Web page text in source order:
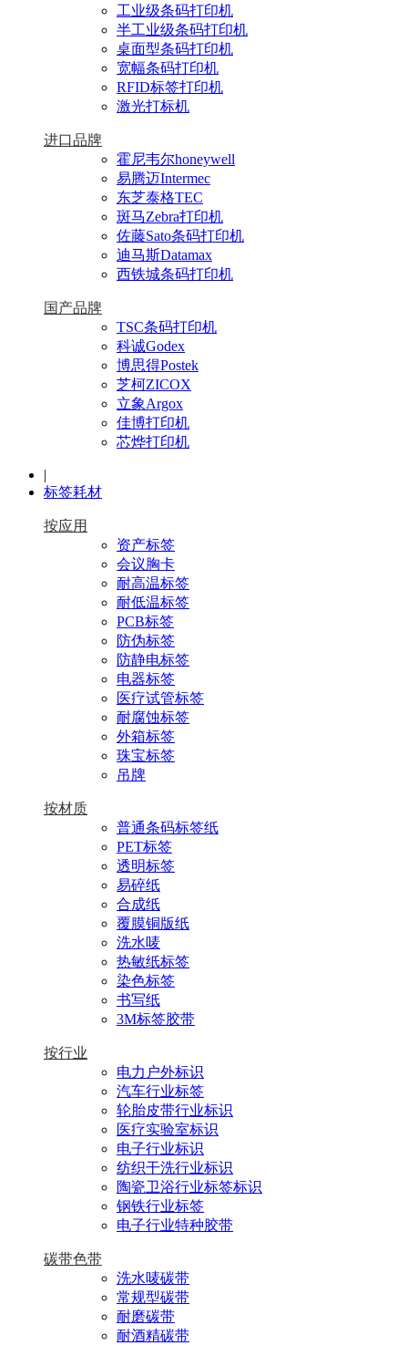
工业级条码打印机
半工业级条码打印机
桌面型条码打印机
宽幅条码打印机
RFID标签打印机
激光打标机
进口品牌
霍尼韦尔honeywell
易腾迈Intermec
东芝泰格TEC
斑马Zebra打印机
佐藤Sato条码打印机
迪马斯Datamax
西铁城条码打印机
国产品牌
TSC条码打印机
科诚Godex
博思得Postek
芝柯ZICOX
立象Argox
佳博打印机
芯烨打印机
|
标签耗材
按应用
资产标签
会议胸卡
耐高温标签
耐低温标签
PCB标签
防伪标签
防静电标签
电器标签
医疗试管标签
耐腐蚀标签
外箱标签
珠宝标签
吊牌
按材质
普通条码标签纸
PET标签
透明标签
易碎纸
合成纸
覆膜铜版纸
洗水唛
热敏纸标签
染色标签
书写纸
3M标签胶带
按行业
电力户外标识
汽车行业标签
轮胎皮带行业标识
医疗实验室标识
电子行业标识
纺织干洗行业标识
陶瓷卫浴行业标签标识
钢铁行业标签
电子行业特种胶带
碳带色带
洗水唛碳带
常规型碳带
耐磨碳带
耐酒精碳带